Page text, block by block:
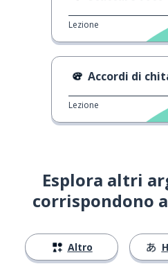
Lezione
Accordi di
Lezione
Esplora altri
corrispondono
Altro